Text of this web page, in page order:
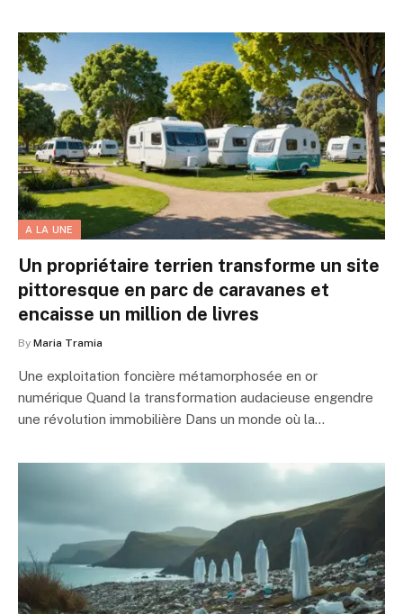
A LA UNE
Un propriétaire terrien transforme un site
pittoresque en parc de caravanes et
encaisse un million de livres
By Maria Tramia
Une exploitation foncière métamorphosée en or
numérique Quand la transformation audacieuse engendre
une révolution immobilière Dans un monde où la…